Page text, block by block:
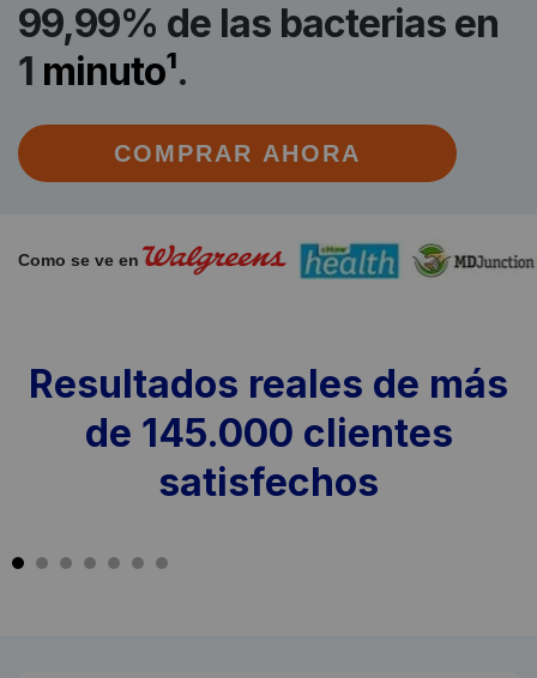
99,99% de las bacterias en
1 minuto¹.
COMPRAR AHORA
Como se ve en
Resultados reales de más
de 145.000 clientes
satisfechos